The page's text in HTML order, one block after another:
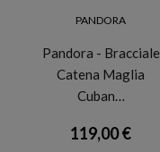
PANDORA
Pandora - Bracciale
Catena Maglia
Cuban…
119,00 €